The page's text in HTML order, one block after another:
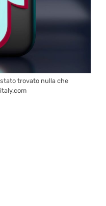
trovato nulla che